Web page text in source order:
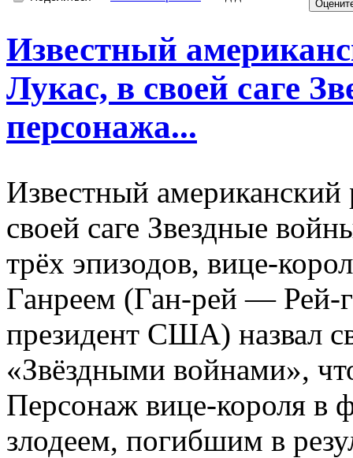
Известный
Лукас, в своей саге
персонажа...
Известный
своей саге Звездные
трёх эпизодов, вице-
Ганреем (Ган-рей — Рей-
президент США) назвал
«Звёздными войнами»,
Персонаж вице-короля в
злодеем, погибшим в